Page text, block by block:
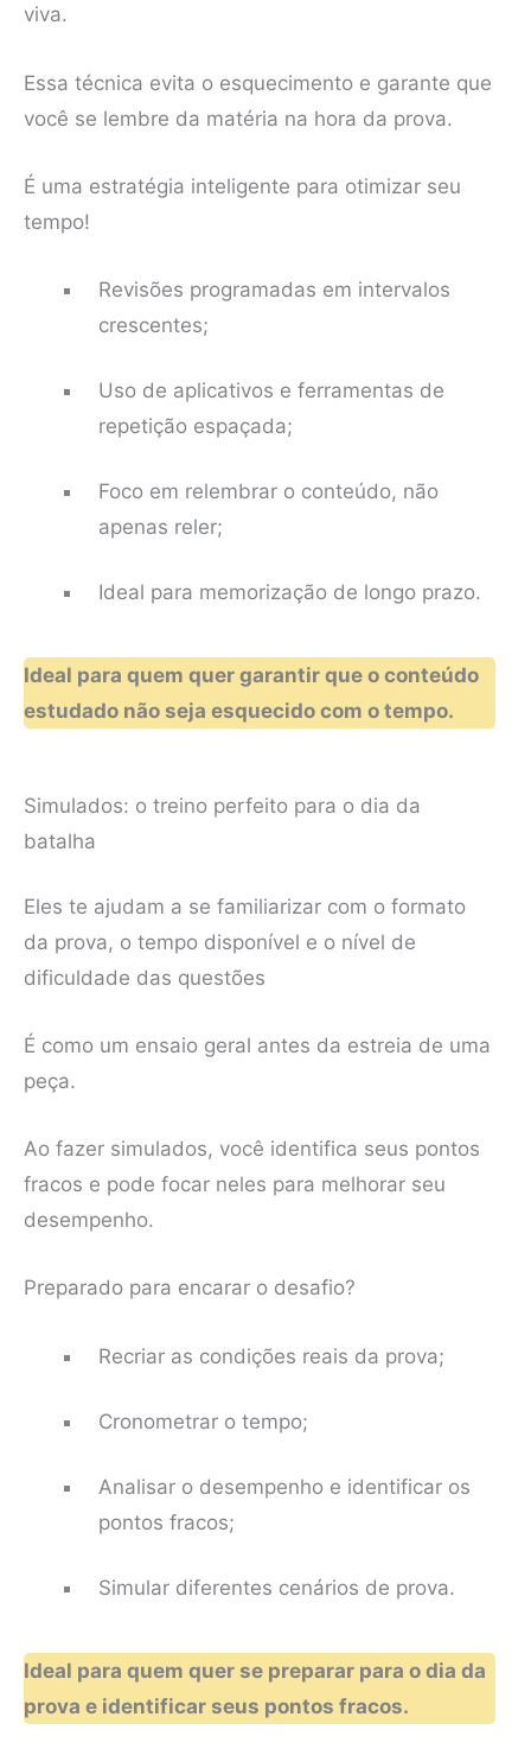
viva.
Essa técnica evita o esquecimento e garante que
você se lembre da matéria na hora da prova.
É uma estratégia inteligente para otimizar seu
tempo!
Revisões programadas em intervalos
crescentes;
Uso de aplicativos e ferramentas de
repetição espaçada;
Foco em relembrar o conteúdo, não
apenas reler;
Ideal para memorização de longo prazo.
Ideal para quem quer garantir que o conteúdo
estudado não seja esquecido com o tempo.
Simulados: o treino perfeito para o dia da
batalha
Eles te ajudam a se familiarizar com o formato
da prova, o tempo disponível e o nível de
dificuldade das questões
É como um ensaio geral antes da estreia de uma
peça.
Ao fazer simulados, você identifica seus pontos
fracos e pode focar neles para melhorar seu
desempenho.
Preparado para encarar o desafio?
Recriar as condições reais da prova;
Cronometrar o tempo;
Analisar o desempenho e identificar os
pontos fracos;
Simular diferentes cenários de prova.
Ideal para quem quer se preparar para o dia da
prova e identificar seus pontos fracos.